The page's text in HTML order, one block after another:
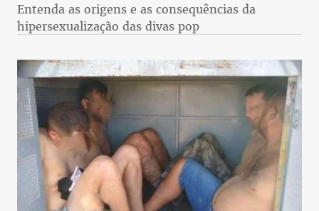
Entenda as origens e as consequências da
hipersexualização das divas pop